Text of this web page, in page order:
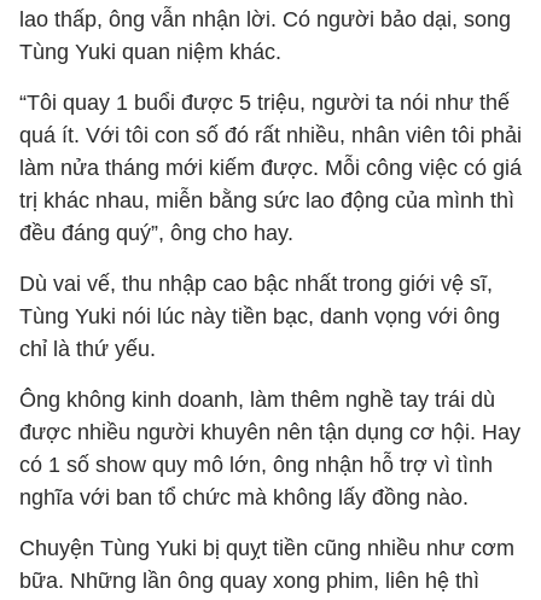
lao thấp, ông vẫn nhận lời. Có người bảo dại, song
Tùng Yuki quan niệm khác.
“Tôi quay 1 buổi được 5 triệu, người ta nói như thế
quá ít. Với tôi con số đó rất nhiều, nhân viên tôi phải
làm nửa tháng mới kiếm được. Mỗi công việc có giá
trị khác nhau, miễn bằng sức lao động của mình thì
đều đáng quý”, ông cho hay.
Dù vai vế, thu nhập cao bậc nhất trong giới vệ sĩ,
Tùng Yuki nói lúc này tiền bạc, danh vọng với ông
chỉ là thứ yếu.
Ông không kinh doanh, làm thêm nghề tay trái dù
được nhiều người khuyên nên tận dụng cơ hội. Hay
có 1 số show quy mô lớn, ông nhận hỗ trợ vì tình
nghĩa với ban tổ chức mà không lấy đồng nào.
Chuyện Tùng Yuki bị quỵt tiền cũng nhiều như cơm
bữa. Những lần ông quay xong phim, liên hệ thì